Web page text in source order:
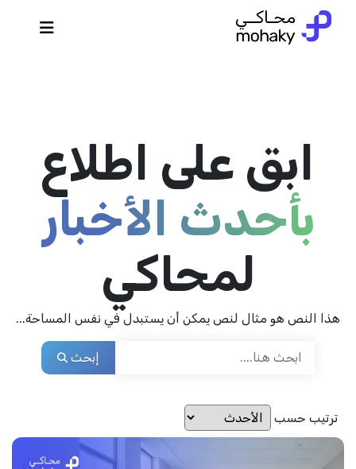
ابق على اطلاع
بأحدث الأخبار
لمحاكي
هذا النص هو مثال لنص يمكن أن يستبدل في نفس المساحة...
إبحث
ترتيب حسب